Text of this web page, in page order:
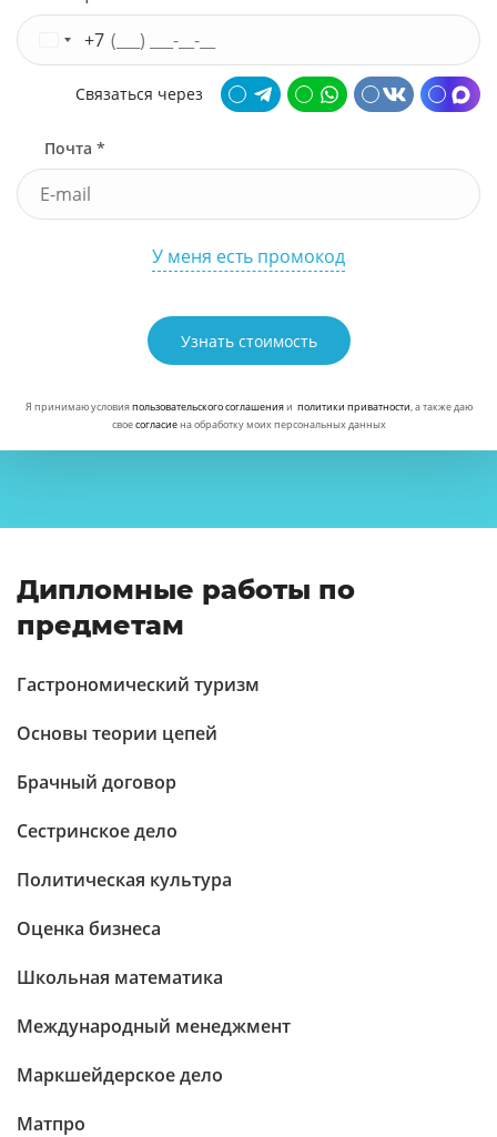
+7
Связаться через
Почта *
У меня есть промокод
Узнать стоимость
Я принимаю условияпользовательского соглашенияи политики приватности, а также даю
своесогласиена обработку моих персональных данных
Дипломные работы по
предметам
Гастрономический туризм
Основы теории цепей
Брачный договор
Сестринское дело
Политическая культура
Оценка бизнеса
Школьная математика
Международный менеджмент
Маркшейдерское дело
Матпро